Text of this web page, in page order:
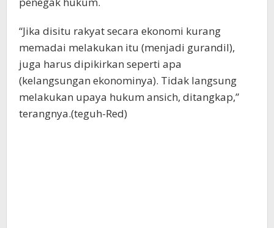
“Jika disitu rakyat secara ekonomi kurang
memadai melakukan itu (menjadi gurandil),
juga harus dipikirkan seperti apa
(kelangsungan ekonominya). Tidak langsung
melakukan upaya hukum ansich, ditangkap,”
terangnya.(teguh-Red)